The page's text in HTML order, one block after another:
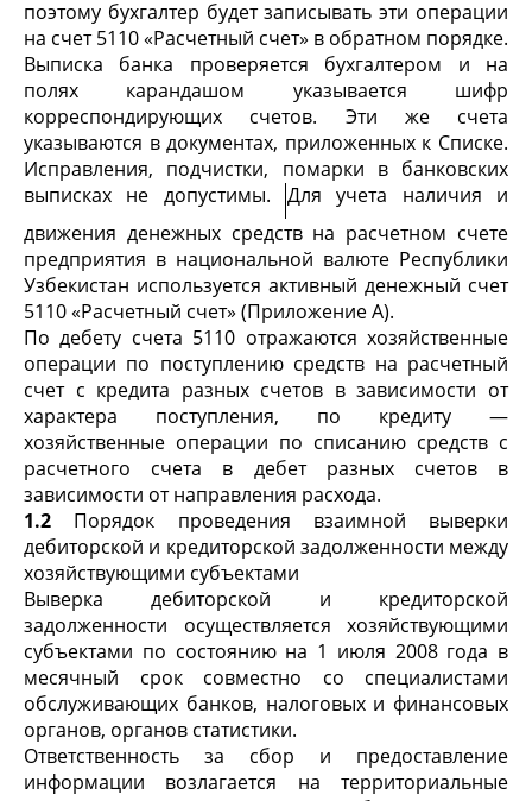
поэтому бухгалтер будет записывать эти опе­рации
на счет 5110 «Расчетный счет» в обратном порядке.
Выписка банка проверяется бухгалтером и на
полях ка­рандашом указывается шифр
корреспондирующих счетов. Эти же счета
указываются в документах, приложенных к Списке.
Исправления, подчистки, помарки в банковских
выписках не допустимы. Для учета наличия и
движения денежных средств на расчетном счете
предприятия в национальной валюте Республики
Узбекистан используется активный денежный счет
5110 «Расчетный счет» (Приложение А).
По дебету счета 5110 отражаются хозяйственные
опе­рации по поступлению средств на расчетный
счет с кредита разных счетов в зависимости от
характера поступления, по кредиту —
хозяйственные операции по списанию средств с
расчетного счета в дебет разных счетов в
зависимости от направления расхода.
1.2 Порядок проведения взаимной выверки
дебиторской и кредиторской задолженности между
хозяйствующими субъектами
Выверка дебиторской и кредиторской
задолженности осуществляется хозяйствующими
субъектами по состоянию на 1 июля 2008 года в
месячный срок совместно со специалистами
обслуживающих банков, налоговых и финансовых
органов, органов статистики.
Ответственность за сбор и предоставление
информации возлагается на территориальные